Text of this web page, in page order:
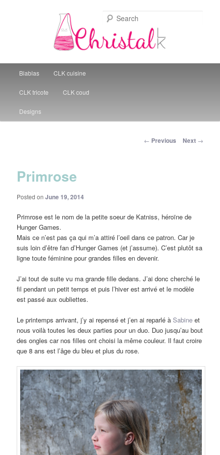
Christal Little Kitchen
Skip to primary content
Blablas CLK cuisine
CLK tricote CLK coud
Designs
Post navigation
← Previous Next →
Primrose
Posted onJune 19, 2014
Primrose est le nom de la petite soeur de Katniss, héroïne de
Hunger Games.
Mais ce n’est pas ça qui m’a attiré l’oeil dans ce patron. Car je
suis loin d’être fan d’Hunger Games (et j’assume). C’est plutôt sa
ligne toute féminine pour grandes filles en devenir.
J’ai tout de suite vu ma grande fille dedans. J’ai donc cherché le
fil pendant un petit temps et puis l’hiver est arrivé et le modèle
est passé aux oubliettes.
Le printemps arrivant, j’y ai repensé et j’en ai reparlé àSabine et
nous voilà toutes les deux parties pour un duo. Duo jusqu’au bout
des ongles car nos filles ont choisi la même couleur. Il faut croire
que 8 ans est l’âge du bleu et plus du rose.